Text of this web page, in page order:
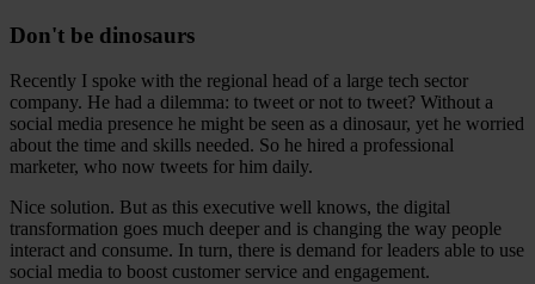
Don't be dinosaurs
Recently I spoke with the regional head of a large tech sector
company. He had a dilemma: to tweet or not to tweet? Without a
social media presence he might be seen as a dinosaur, yet he worried
about the time and skills needed. So he hired a professional
marketer, who now tweets for him daily.
Nice solution. But as this executive well knows, the digital
transformation goes much deeper and is changing the way people
interact and consume. In turn, there is demand for leaders able to use
social media to boost customer service and engagement.